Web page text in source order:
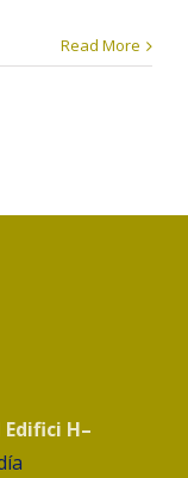
Read More
H–